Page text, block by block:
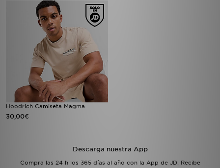
Hoodrich Camiseta Magma
30,00€
Descarga nuestra App
Compra las 24 h los 365 días al año con la App de JD. Recibe